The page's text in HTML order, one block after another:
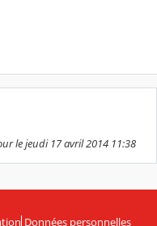
le jeudi 17 avril 2014 11:38
Données personnelles